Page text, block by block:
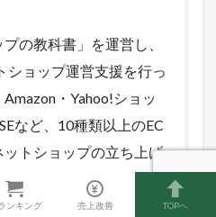
の教科書」を運営し、
ショップ運営支援を行っ
・Yahoo!ショッ
など、10種類以上のEC
トショップの立ち上げ
支援してきました。 こ
したツールや現場での
ンキング 売上改善 TOPへ